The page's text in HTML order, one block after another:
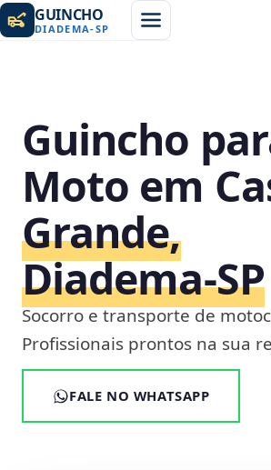
GUINCHO
DIADEMA-SP
Guincho
Moto em
Grande,
Diadema‑SP
Socorro e transporte de
Profissionais prontos na sua
FALE NO WHATSAPP